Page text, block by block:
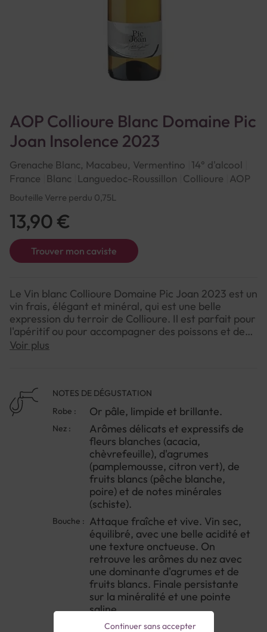
AOP Collioure Blanc Domaine Pic
Joan Insolence 2023
Grenache Blanc, Macabeu, Vermentino 14° d'alcool
France
Blanc Languedoc-Roussillon Collioure AOP
Bouteille Verre perdu 0,75L
Trouver mon caviste
13,90 €
Le Vin blanc Collioure Domaine Pic Joan 2023 est un
vin frais, élégant et minéral, qui est une belle
expression du terroir de Collioure. Il est parfait pour
l'apéritif ou pour accompagner des poissons et des
fruits de mer.
Voir plus
NOTES DE DÉGUSTATION
Robe :
Or pâle, limpide et brillante.
Nez :
Arômes délicats et expressifs de
fleurs blanches (acacia,
chèvrefeuille), d'agrumes
(pamplemousse, citron vert), de
fruits blancs (pêche blanche,
poire) et de notes minérales
(schiste).
Bouche : Attaque fraîche et vive. Vin sec,
équilibré, avec une belle acidité et
une texture onctueuse. On
retrouve les arômes du nez avec
une dominante d'agrumes et de
fruits blancs. Finale persistante
sur la minéralité et une pointe
saline.
Continuer sans accepter